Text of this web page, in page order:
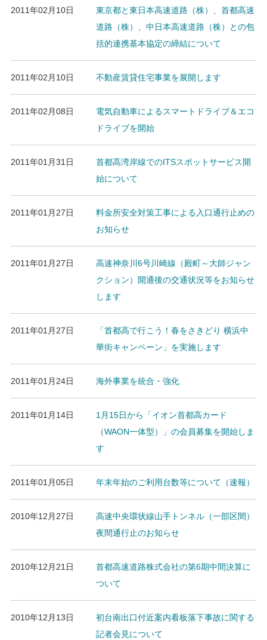
2011年02月10日
東京都と東日本高速道路（株）、首都高速
道路（株）、中日本高速道路（株）との包
括的連携基本協定の締結について
2011年02月10日 不動産賃貸住宅事業を展開します
2011年02月08日
電気自動車によるスマートドライブ＆エコ
ドライブを開始
2011年01月31日
首都高湾岸線でのITSスポットサービス開
始について
2011年01月27日
料金所安全対策工事による入口通行止めの
お知らせ
2011年01月27日
高速神奈川6号川崎線（殿町～大師ジャン
クション）開通後の交通状況等をお知らせ
します
2011年01月27日
「首都高で行こう！春をさきどり 横浜中
華街キャンペーン」を実施します
2011年01月24日 海外事業を統合・強化
2011年01月14日
1月15日から「イオン首都高カード
（WAON一体型）」の会員募集を開始しま
す
2011年01月05日 年末年始のご利用台数等について（速報）
2010年12月27日
高速中央環状線山手トンネル（一部区間）
夜間通行止のお知らせ
2010年12月21日
首都高速道路株式会社の第6期中間決算に
ついて
2010年12月13日
初台南出口付近案内看板落下事故に関する
記者会見について